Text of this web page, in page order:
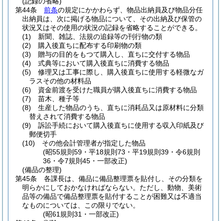
第44条
前条の規定にかかわらず、物品出納員及び物品分任
出納員は、次に掲げる物品について、その出納及び保管の
状況又はその使用の状況の記録を省略することができる。
(1)
新聞、雑誌、法規の追録等の刊行物の類
(2)
購入後直ちに配布する印刷物の類
(3)
贈与の目的をもつて購入し、直ちに交付する物品
(4)
式典等において購入後直ちに消費する物品
(5)
修理又は工事に際し、購入後直ちに使用する軽微なガ
ラスその他の材料品
(6)
資金前渡を受けた職員が購入後直ちに消費する物品
(7)
苗木、種子等
(8)
生産した物品のうち、直ちに消耗品又は原材料に分類
替えされて消費する物品
(9)
訴訟手続において購入後直ちに使用する収入印紙及び
郵便切手
(10)
その他会計管理者が指定した物品
(昭55規則59・平18規則73・平19規則39・令6規則
36・令7規則45・一部改正)
(備品の整理)
第45条
各課長は、備品に備品整理票を貼付し、その分類を
明らかにしておかなければならない。 ただし、動物、美術
品等の備品で備品整理票を貼付することが困難又は不適当
なものについては、この限りでない。
(昭61規則31・一部改正)